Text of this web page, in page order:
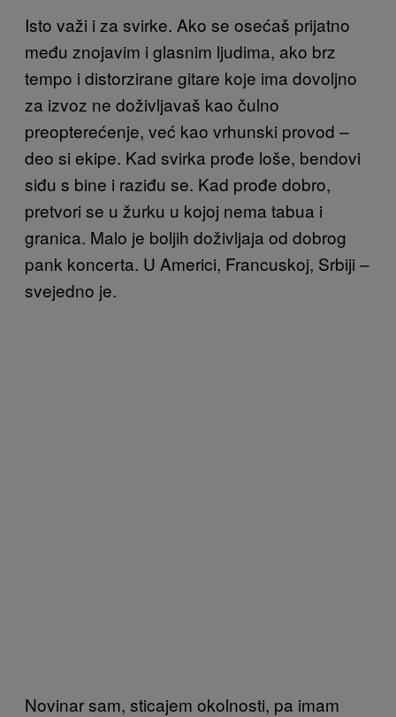
Isto važi i za svirke. Ako se osećaš prijatno
među znojavim i glasnim ljudima, ako brz
tempo i distorzirane gitare koje ima dovoljno
za izvoz ne doživljavaš kao čulno
preopterećenje, već kao vrhunski provod –
deo si ekipe. Kad svirka prođe loše, bendovi
siđu s bine i raziđu se. Kad prođe dobro,
pretvori se u žurku u kojoj nema tabua i
granica. Malo je boljih doživljaja od dobrog
pank koncerta. U Americi, Francuskoj, Srbiji –
svejedno je.
Novinar sam, sticajem okolnosti, pa imam